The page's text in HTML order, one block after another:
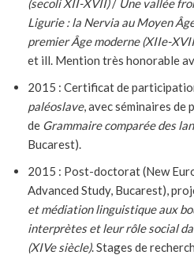
(secoli XII-XVII)/ Une vallée
Ligurie : la Nervia au Moyen
premier Âge moderne (XIIe-
et ill. Mention très honorable
2015 : Certificat de
paléoslave, avec séminaires
de Grammaire comparée des
Bucarest).
2015 : Post-doctorat (New
Advanced Study, Bucarest),
et médiation linguistique aux
interprètes et leur rôle social
(XIVe siècle). Stages de